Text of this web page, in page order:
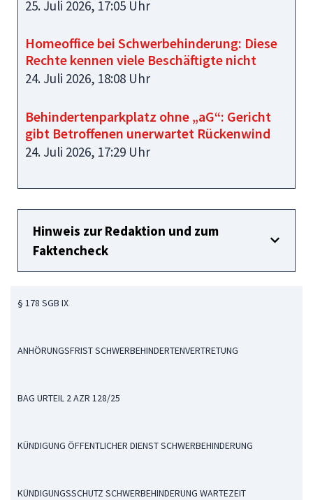
25. Juli 2026, 17:05 Uhr
Homeoffice bei Schwerbehinderung: Diese
Rechte kennen viele Beschäftigte nicht
24. Juli 2026, 18:08 Uhr
Behindertenparkplatz ohne „aG“: Gericht
gibt Betroffenen unerwartet Rückenwind
24. Juli 2026, 17:29 Uhr
Hinweis zur Redaktion und zum
Faktencheck
§ 178 SGB IX
ANHÖRUNGSFRIST SCHWERBEHINDERTENVERTRETUNG
BAG URTEIL 2 AZR 128/25
KÜNDIGUNG ÖFFENTLICHER DIENST SCHWERBEHINDERUNG
KÜNDIGUNGSSCHUTZ SCHWERBEHINDERUNG WARTEZEIT